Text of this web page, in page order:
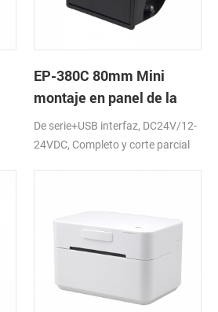
EP-380C 80mm Mini
montaje en panel de la
impresora térmica
De serie+USB interfaz, DC24V/12-
24VDC, Completo y corte parcial